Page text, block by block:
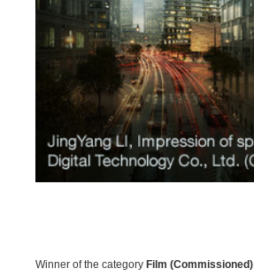
Winner of the category Film (Commissioned)